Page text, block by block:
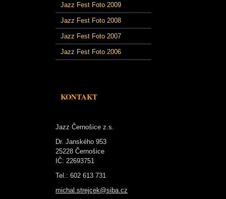
Jazz Fest Foto 2009
Jazz Fest Foto 2008
Jazz Fest Foto 2007
Jazz Fest Foto 2006
KONTAKT
Jazz Černošice z.s.
Dr. Janského 953
25228 Černošice
IČ: 22693751
Tel.: 602 613 731
michal.strejcek@siba.cz